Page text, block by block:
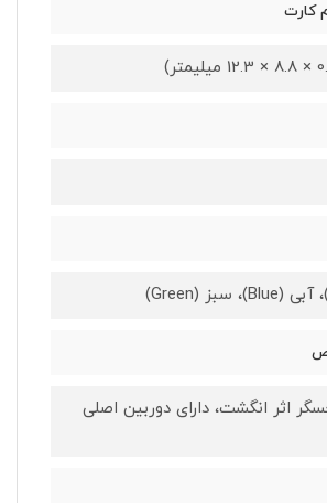
کارت
اثر انگشت، دارای دوربین اصلی